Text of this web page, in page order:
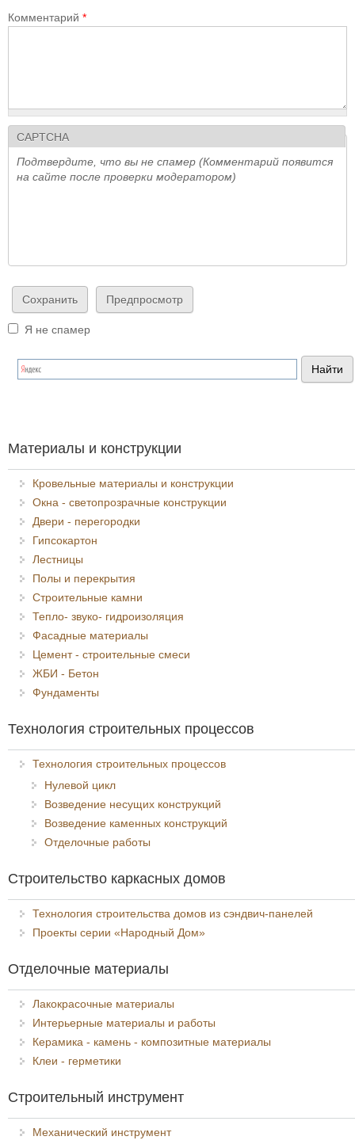
Комментарий *
CAPTCHA
Подтвердите, что вы не спамер (Комментарий появится
на сайте после проверки модератором)
Я не спамер
Я спамер
Материалы и конструкции
Кровельные материалы и конструкции
Окна - светопрозрачные конструкции
Двери - перегородки
Гипсокартон
Лестницы
Полы и перекрытия
Строительные камни
Тепло- звуко- гидроизоляция
Фасадные материалы
Цемент - строительные смеси
ЖБИ - Бетон
Фундаменты
Технология строительных процессов
Технология строительных процессов
Нулевой цикл
Возведение несущих конструкций
Возведение каменных конструкций
Отделочные работы
Строительство каркасных домов
Технология строительства домов из сэндвич-панелей
Проекты серии «Народный Дом»
Отделочные материалы
Лакокрасочные материалы
Интерьерные материалы и работы
Керамика - камень - композитные материалы
Клеи - герметики
Строительный инструмент
Механический инструмент